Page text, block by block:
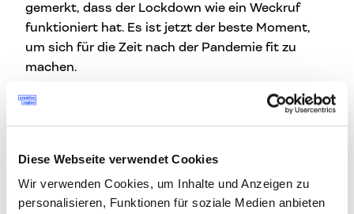
Diese Webseite verwendet Cookies
Wir verwenden Cookies, um Inhalte und Anzeigen zu
personalisieren, Funktionen für soziale Medien anbieten
gemerkt, dass der Lockdown wie ein Weckruf
funktioniert hat. Es ist jetzt der beste Moment,
um sich für die Zeit nach der Pandemie fit zu
machen.
COVID-19 hat die Welt immer noch fest im Griff.
Bei vielen Unternehmen hat das Virus große
ich als Unternehmen meine Brand Experience
auch in Krisenzeiten souverän fort, insbesondere
unter Berücksichtigung meiner Mitarbeiter?